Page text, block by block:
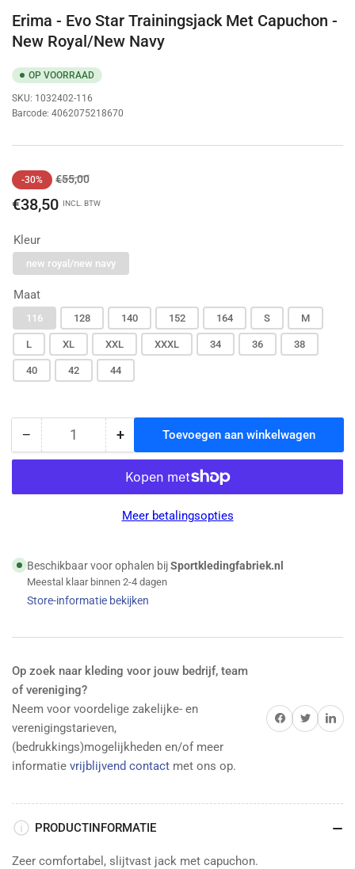
Erima - Evo Star Trainingsjack Met Capuchon -
New Royal/New Navy
OP VOORRAAD
SKU: 1032402-116
Barcode: 4062075218670
Normale
prijs
-30% €55,00Aanbiedingsprijs
€38,50 INCL. BTW
Kleur
new royal/new navy
Maat
116 128 140 152 164 S M
L XL XXL XXXL 34 36 38
40 42 44
− Hoeveelheid
voor
-
Met
Capuchon
New
Navy
Hoeveelheid +Hoeveelheid
voor
Erima
-
Evo
Star
Met
Capuchon
New
Navy
Toevoegen aan winkelwagen
Meer betalingsopties
Beschikbaar voor ophalen bijSportkledingfabriek.nl
Meestal klaar binnen 2-4 dagen
Store-informatie bekijken
Op zoek naar kleding voor jouw bedrijf, team
of vereniging?
Neem voor voordelige zakelijke- en
verenigingstarieven,
(bedrukkings)mogelijkheden en/of meer
informatie vrijblijvend contact met ons op.
Delen op Facebook
TwitterDelen
PRODUCTINFORMATIE
Zeer comfortabel, slijtvast jack met capuchon.